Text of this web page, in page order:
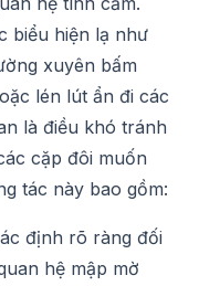
biểu hiện lạ như
xuyên bấm
lén lút ẩn đi các
là điều khó tránh
cặp đôi muốn
tác này bao gồm:
định rõ ràng đối
hệ mập mờ